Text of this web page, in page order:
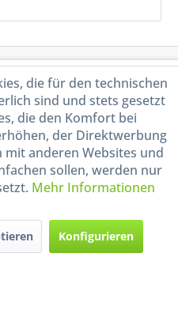
die für den technischen
sind und stets gesetzt
die den Komfort bei
der Direktwerbung
anderen Websites und
sollen, werden nur
Mehr Informationen
Konfigurieren